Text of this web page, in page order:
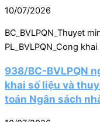
10/07/2026
BC_BVLPQN_Thuyet
PL_BVLPQN_Cong
938/BC-BVLPQN
khai số liệu và
toán Ngân sách